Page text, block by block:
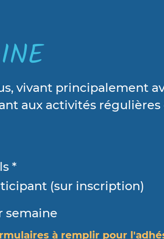
vivant principalement
aux activités régulières
*
(sur inscription)
semaine
à remplir pour